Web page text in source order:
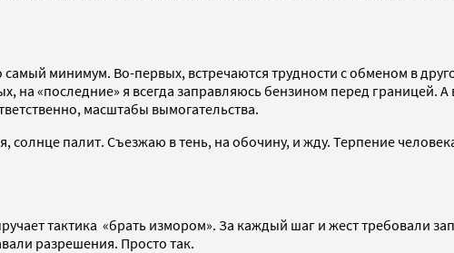
минимум. Во-первых, встречаются трудности с обменом в
на «последние» я всегда заправляюсь бензином перед границей.
масштабы вымогательства.
палит. Съезжаю в тень, на обочину, и жду. Терпение
тактика «брать измором». За каждый шаг и жест требовали
разрешения. Просто так.